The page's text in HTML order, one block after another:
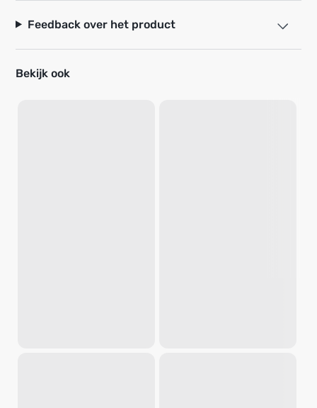
Feedback over het product
Bekijk ook